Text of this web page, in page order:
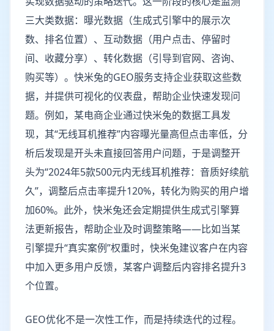
三大类数据：曝光数据（生成式引擎中的展示次
数、排名位置）、互动数据（用户点击、停留时
间、收藏分享）、转化数据（引导到官网、咨询、
购买等）。快米兔的GEO服务支持企业获取这些数
据，并提供可视化的仪表盘，帮助企业快速发现问
题。例如，某电商企业通过快米兔的数据工具发
现，其“无线耳机推荐”内容曝光量高但点击率低，分
析后发现是开头未直接回答用户问题，于是调整开
头为“2024年5款500元内无线耳机推荐：音质好续航
久”，调整后点击率提升120%，转化为购买的用户增
加60%。此外，快米兔还会定期提供生成式引擎算
法更新报告，帮助企业及时调整策略——比如当某
引擎提升“真实案例”权重时，快米兔建议客户在内容
中加入更多用户反馈，某客户调整后内容排名提升3
个位置。
GEO优化不是一次性工作，而是持续迭代的过程。